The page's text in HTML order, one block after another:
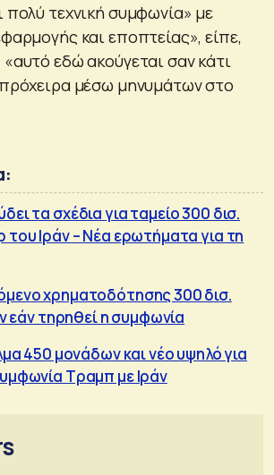
πολύ τεχνική συμφωνία» με
και εποπτείας», είπε,
εδώ ακούγεται σαν κάτι
μέσω μηνυμάτων στο
τα σχέδια για ταμείο 300 δισ.
του Ιράν – Νέα ερωτήματα για τη
χρηματοδότησης 300 δισ.
εάν τηρηθεί η συμφωνία
450 μονάδων και νέο υψηλό για
Τραμπ με Ιράν